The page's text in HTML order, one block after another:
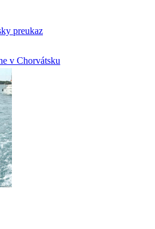
preukaz
v Chorvátsku